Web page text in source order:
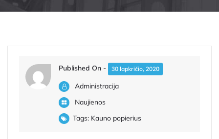
Published On - 30 lapkričio, 2020
Administracija
Naujienos
Tags: Kauno popierius